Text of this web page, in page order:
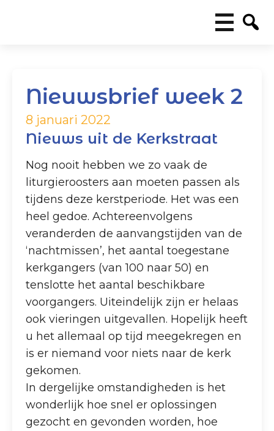
Nieuwsbrief week 2
8 januari 2022
Nieuws uit de Kerkstraat
Nog nooit hebben we zo vaak de
liturgieroosters aan moeten passen als
tijdens deze kerstperiode. Het was een
heel gedoe. Achtereenvolgens
veranderden de aanvangstijden van de
‘nachtmissen’, het aantal toegestane
kerkgangers (van 100 naar 50) en
tenslotte het aantal beschikbare
voorgangers. Uiteindelijk zijn er helaas
ook vieringen uitgevallen. Hopelijk heeft
u het allemaal op tijd meegekregen en
is er niemand voor niets naar de kerk
gekomen.
In dergelijke omstandigheden is het
wonderlijk hoe snel er oplossingen
gezocht en gevonden worden, hoe